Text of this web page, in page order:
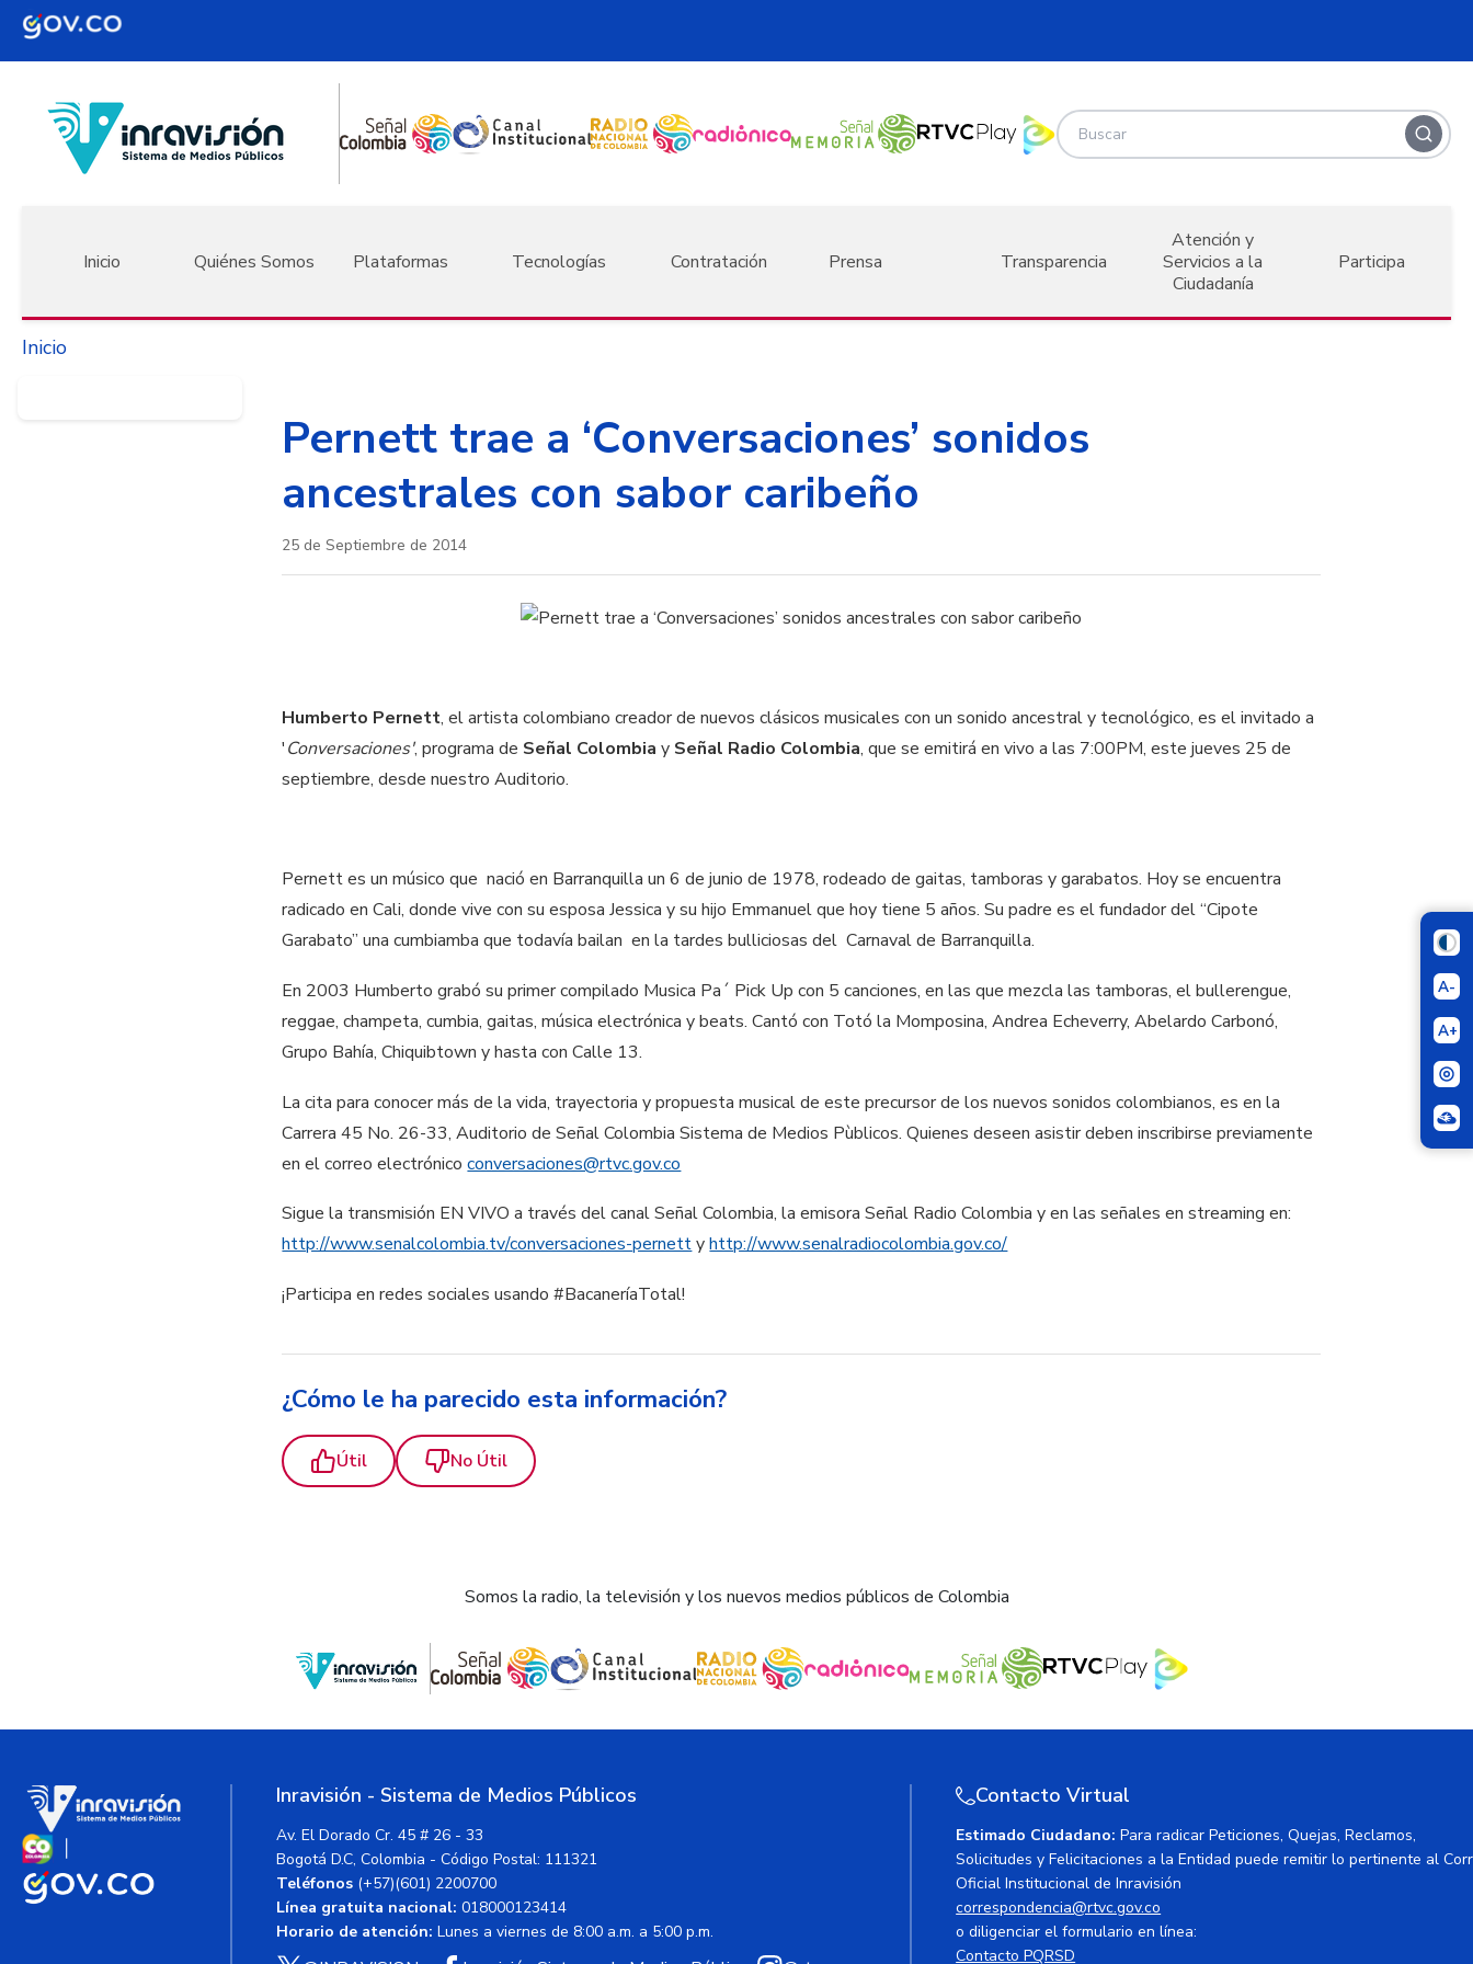
Pasar al contenido principal
Inicio Quiénes Somos Plataformas Tecnologías Contratación Prensa Transparencia
Atención y
Servicios a la
Ciudadanía
Participa
A-
A+
Inicio
Pernett trae a ‘Conversaciones’ sonidos
ancestrales con sabor caribeño
25 de Septiembre de 2014
Humberto Pernett, el artista colombiano creador de nuevos clásicos musicales con un sonido ancestral y tecnológico, es el invitado a
'Conversaciones', programa de Señal Colombia y Señal Radio Colombia, que se emitirá en vivo a las 7:00PM, este jueves 25 de
septiembre, desde nuestro Auditorio.
Pernett es un músico que nació en Barranquilla un 6 de junio de 1978, rodeado de gaitas, tamboras y garabatos. Hoy se encuentra
radicado en Cali, donde vive con su esposa Jessica y su hijo Emmanuel que hoy tiene 5 años. Su padre es el fundador del “Cipote
Garabato” una cumbiamba que todavía bailan en la tardes bulliciosas del Carnaval de Barranquilla.
En 2003 Humberto grabó su primer compilado Musica Pa´ Pick Up con 5 canciones, en las que mezcla las tamboras, el bullerengue,
reggae, champeta, cumbia, gaitas, música electrónica y beats. Cantó con Totó la Momposina, Andrea Echeverry, Abelardo Carbonó,
Grupo Bahía, Chiquibtown y hasta con Calle 13.
La cita para conocer más de la vida, trayectoria y propuesta musical de este precursor de los nuevos sonidos colombianos, es en la
Carrera 45 No. 26-33, Auditorio de Señal Colombia Sistema de Medios Pùblicos. Quienes deseen asistir deben inscribirse previamente
en el correo electrónicoconversaciones@rtvc.gov.co
Sigue la transmisión EN VIVO a través del canal Señal Colombia, la emisora Señal Radio Colombia y en las señales en streaming en:
http://www.senalcolombia.tv/conversaciones-pernettyhttp://www.senalradiocolombia.gov.co/
¡Participa en redes sociales usando #BacaneríaTotal!
¿Cómo le ha parecido esta información?
Útil No Útil
Somos la radio, la televisión y los nuevos medios públicos de Colombia
Inravisión - Sistema de Medios Públicos
Av. El Dorado Cr. 45 # 26 - 33
Bogotá D.C, Colombia - Código Postal: 111321
Teléfonos (+57)(601) 2200700
Línea gratuita nacional: 018000123414
Horario de atención: Lunes a viernes de 8:00 a.m. a 5:00 p.m.
Contacto Virtual
Estimado Ciudadano: Para radicar Peticiones, Quejas, Reclamos,
Solicitudes y Felicitaciones a la Entidad puede remitir lo pertinente al
Oficial Institucional de Inravisión
correspondencia@rtvc.gov.co
o diligenciar el formulario en línea:
Contacto PQRSD